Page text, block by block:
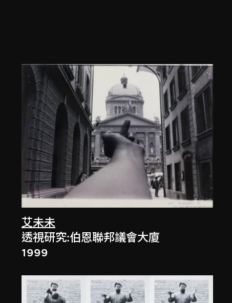
艾未未
透視研究:伯恩聯邦議會大廈
1999